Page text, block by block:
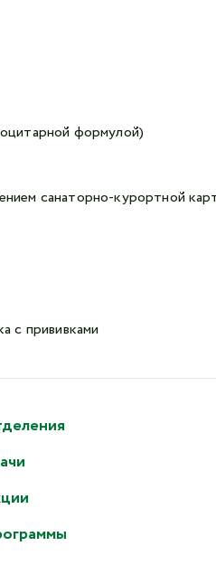
формулой)
санаторно-курортной
с прививками